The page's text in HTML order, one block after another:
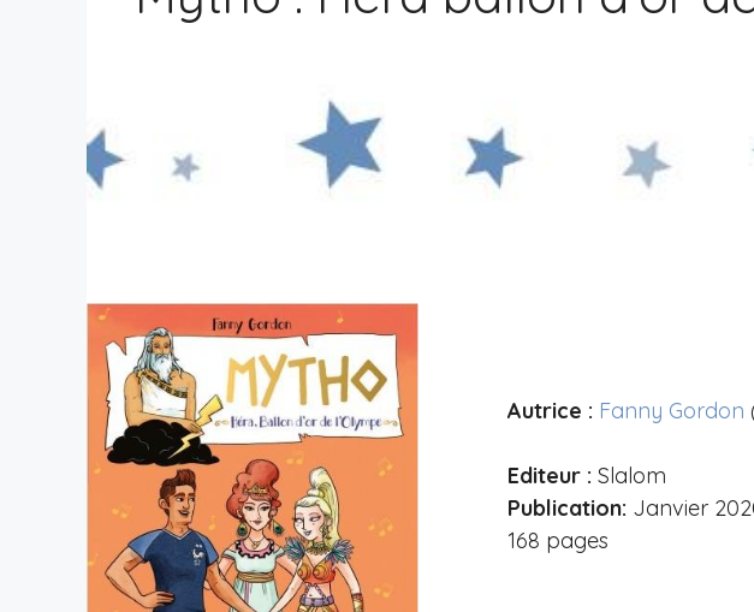
Autrice : Fanny Gordon
Editeur : Slalom
Publication: Janvier
168 pages